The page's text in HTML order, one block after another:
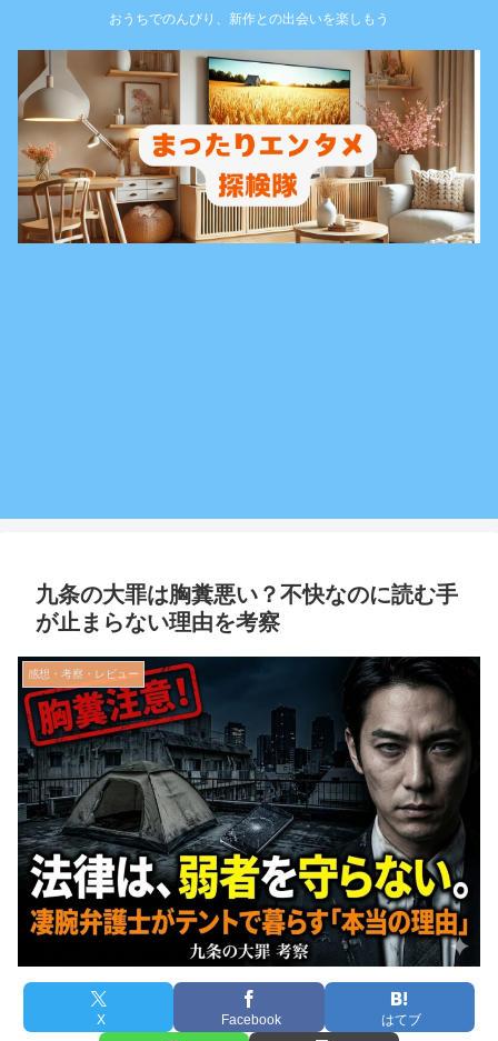
おうちでのんびり、新作との出会いを楽しもう
九条の大罪は胸糞悪い？不快なのに読む手
が止まらない理由を考察
感想・考察・レビュー
X Facebook はてブ